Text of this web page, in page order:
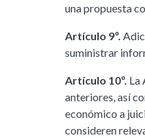
una propuesta
Artículo 9º.
suministrar
Artículo 10º. La
anteriores, así
económico a
consideren